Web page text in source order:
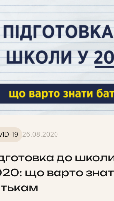
19 26.08.2020
до
що варто